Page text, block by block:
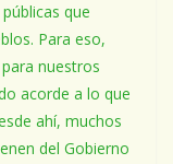
que
Para eso,
nuestros
acorde a lo que
ahí, muchos
del Gobierno